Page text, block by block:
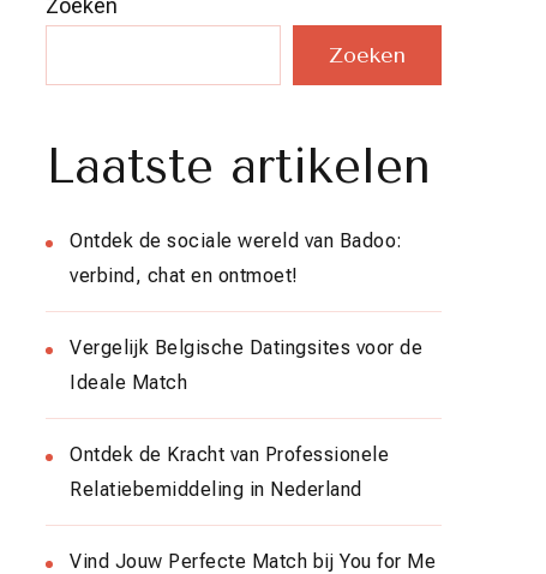
Zoeken
Zoeken
Laatste artikelen
Ontdek de sociale wereld van Badoo:
verbind, chat en ontmoet!
Vergelijk Belgische Datingsites voor de
Ideale Match
Ontdek de Kracht van Professionele
Relatiebemiddeling in Nederland
Vind Jouw Perfecte Match bij You for Me